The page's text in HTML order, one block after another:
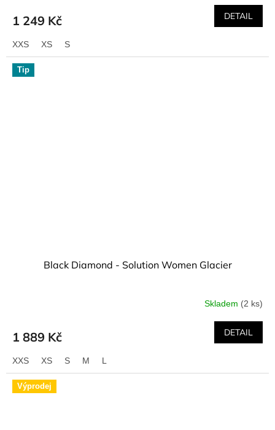
1 249 Kč DETAIL
XXS XS S
Tip
Black Diamond - Solution Women Glacier
Skladem (2 ks)
1 889 Kč DETAIL
XXS XS S M L
Výprodej